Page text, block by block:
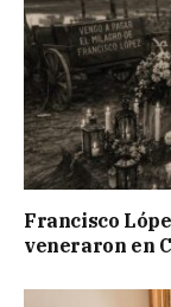
Francisco
veneraron en